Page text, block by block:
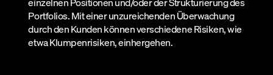
Portfolios. Mit einer unzureichenden Überwachung
durch den Kunden können verschiedene Risiken, wie
etwa Klumpenrisiken, einhergehen.